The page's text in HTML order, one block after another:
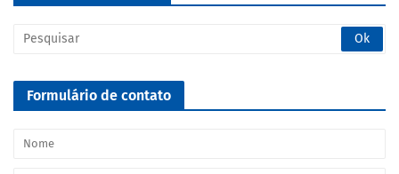
Formulário de contato